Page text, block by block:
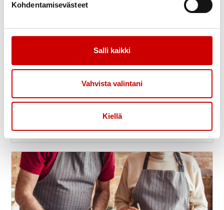
Kohdentamisevästeet
Salli kaikki
Vahvista valintani
Kiellä
Sydän-Suomen alue ry